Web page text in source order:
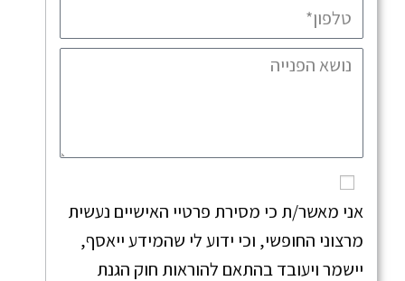
אני מאשר/ת כי מסירת פרטיי האישיים נעשית
מרצוני החופשי, וכי ידוע לי שהמידע ייאסף,
יישמר ויעובד בהתאם להוראות חוק הגנת